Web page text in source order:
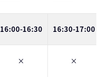
16:00-16:30 16:30-17:00
× ×